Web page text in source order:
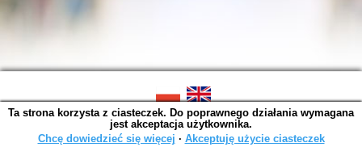
SOWA OPAC v. 6.11.10 (2026-07-24)
Wygenerowano w 0,0015 s.
Ta strona korzysta z ciasteczek. Do poprawnego działania wymagana
jest akceptacja użytkownika.
Chcę dowiedzieć się więcej ∙ Akceptuję użycie ciasteczek